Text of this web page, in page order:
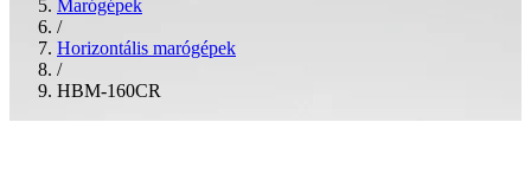
Marógépek
/
Horizontális marógépek
/
HBM-160CR